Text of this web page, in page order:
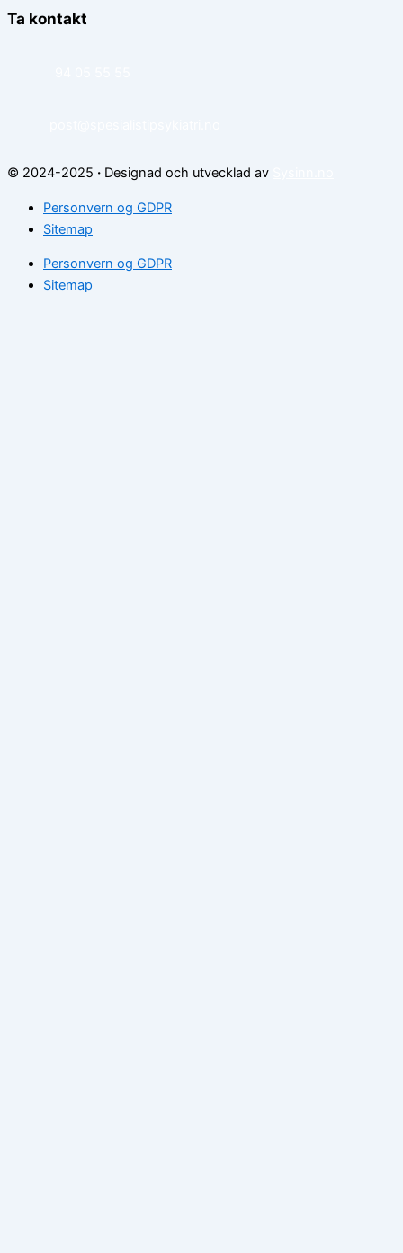
Ta kontakt
© 2024-2025 · Designad och utvecklad av
Personvern og GDPR
Sitemap
Personvern og GDPR
Sitemap